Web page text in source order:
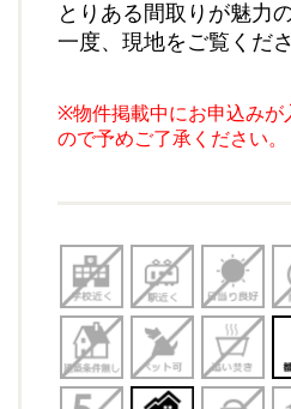
とりある間取りが魅力
一度、現地をご覧くださ
※物件掲載中にお申込みが
ので予めご了承ください。